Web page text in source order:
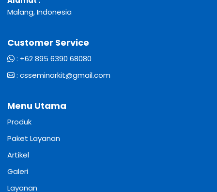
Malang, Indonesia
Customer Service
: +62 895 6390 68080
: csseminarkit@gmail.com
Menu Utama
Produk
Paket Layanan
Artikel
Galeri
Layanan